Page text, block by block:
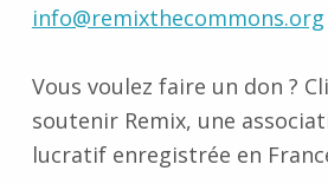
info@remixthecommons.org
Vous voulez faire un don ?
soutenir Remix, une
lucratif enregistrée en